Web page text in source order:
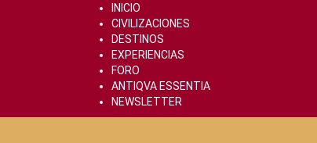
INICIO
CIVILIZACIONES
DESTINOS
EXPERIENCIAS
FORO
ANTIQVA ESSENTIA
NEWSLETTER